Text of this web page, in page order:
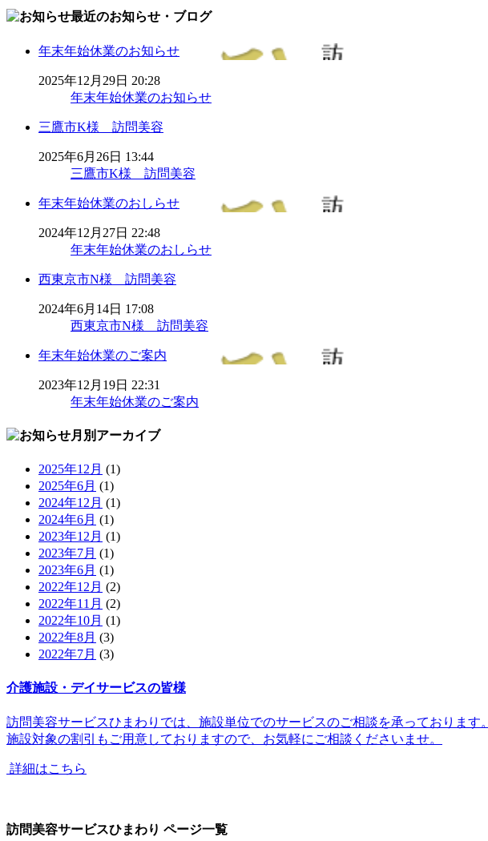
最近のお知らせ・ブログ
年末年始休業のお知らせ
2025年12月29日 20:28
年末年始休業のお知らせ
三鷹市K様 訪問美容
2025年6月26日 13:44
三鷹市K様 訪問美容
年末年始休業のおしらせ
2024年12月27日 22:48
年末年始休業のおしらせ
西東京市N様 訪問美容
2024年6月14日 17:08
西東京市N様 訪問美容
年末年始休業のご案内
2023年12月19日 22:31
年末年始休業のご案内
月別アーカイブ
2025年12月 (1)
2025年6月 (1)
2024年12月 (1)
2024年6月 (1)
2023年12月 (1)
2023年7月 (1)
2023年6月 (1)
2022年12月 (2)
2022年11月 (2)
2022年10月 (1)
2022年8月 (3)
2022年7月 (3)
介護施設・デイサービスの皆様
訪問美容サービスひまわりでは、 施設単位でのサービスのご相談を承っております。
施設対象の割引
もご用意しておりますので、お気軽にご相談くださいませ。
詳細はこちら
訪問美容サービスひまわり ページ一覧